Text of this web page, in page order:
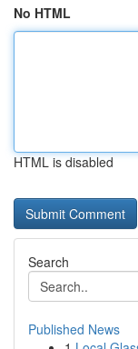
No HTML
HTML is disabled
Search
Published News